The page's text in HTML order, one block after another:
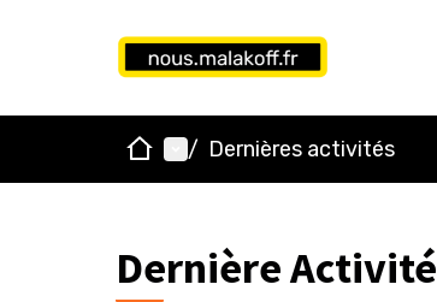
AccueilMenu principal
/ Dernières activités
Dernière Activité